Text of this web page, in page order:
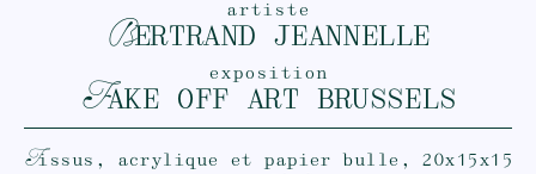
artiste
BERTRAND JEANNELLE
exposition
FAKE OFF ART BRUSSELS
Tissus, acrylique et papier bulle, 20x15x15